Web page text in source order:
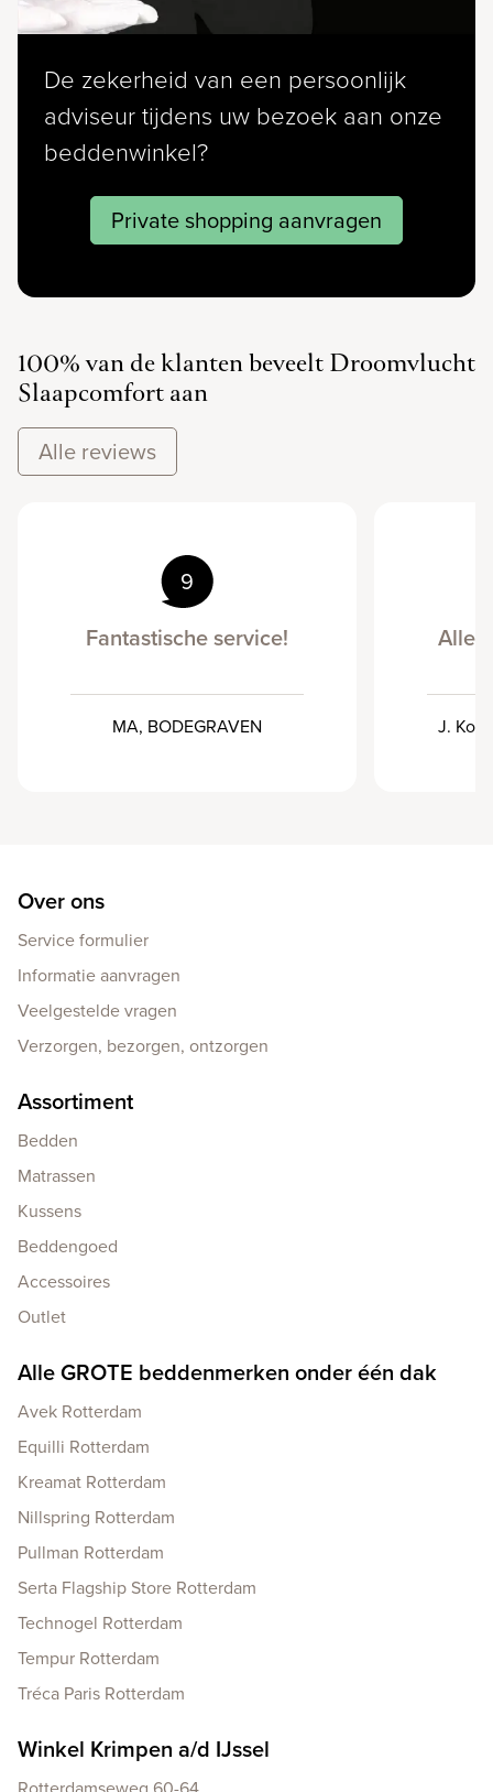
De zekerheid van een persoonlijk
adviseur tijdens uw bezoek aan onze
beddenwinkel?
Private shopping aanvragen
100% van de klanten beveelt Droomvlucht
Slaapcomfort aan
Alle reviews
9
Fantastische service!
MA, BODEGRAVEN
Alles
J.
Over ons
Service formulier
Informatie aanvragen
Veelgestelde vragen
Verzorgen, bezorgen, ontzorgen
Assortiment
Bedden
Matrassen
Kussens
Beddengoed
Accessoires
Outlet
Alle GROTE beddenmerken onder één dak
Avek Rotterdam
Equilli Rotterdam
Kreamat Rotterdam
Nillspring Rotterdam
Pullman Rotterdam
Serta Flagship Store Rotterdam
Technogel Rotterdam
Tempur Rotterdam
Tréca Paris Rotterdam
Winkel Krimpen a/d IJssel